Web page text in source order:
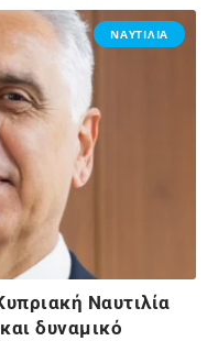
ΝΑΥΤΙΛΙΑ
Ναυτιλία
δυναμικό